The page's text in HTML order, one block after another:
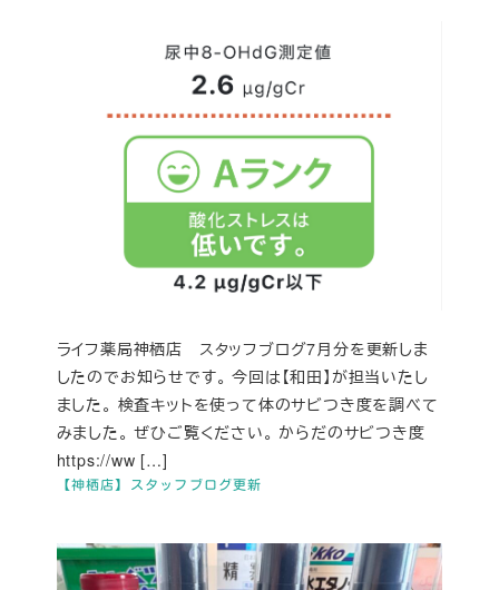
【神栖店】スタッフブログ更新
ライフ薬局神栖店 スタッフブログ7月分を更新しま
したのでお知らせです。 今回は【和田】が担当いたし
ました。 検査キットを使って体のサビつき度を調べて
みました。 ぜひご覧ください。 からだのサビつき度
https://ww […]